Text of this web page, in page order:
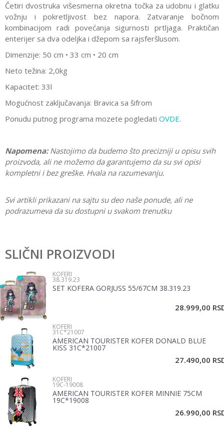
Četiri dvostruka višesmerna okretna točka za udobnu i glatku
vožnju i pokretljivost bez napora. Zatvaranje bočnom
kombinacijom radi povećanja sigurnosti prtljaga. Praktičan
enterijer sa dva odeljka i džepom sa rajsferšlusom.
Dimenzije: 50 cm • 33 cm • 20 cm
Neto težina: 2,0kg
Kapacitet: 33l
Mogućnost zaključavanja: Bravica sa šifrom
Ponudu putnog programa mozete pogledati OVDE.
Napomena:Nastojimo da budemo što precizniji u opisu svih
proizvoda, ali ne možemo da garantujemo da su svi opisi
kompletni i bez greške. Hvala na razumevanju.
Svi artikli prikazani na sajtu su deo naše ponude, ali ne
podrazumeva da su dostupni u svakom trenutku
Brend
Ime/Nadimak
Email
Poruka
SLIČNI PROIZVODI
KOFERI
38.319.23
SET KOFERA GORJUSS 55/67CM 38.319.23
28.999,00
KOFERI
31C*21007
AMERICAN TOURISTER KOFER DONALD BLUE
KISS 31C*21007
27.490,00
KOFERI
19C-19008
AMERICAN TOURISTER KOFER MINNIE 75CM
19C*19008
26.990,00